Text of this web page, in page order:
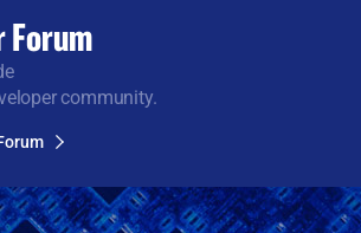
Forum
community.